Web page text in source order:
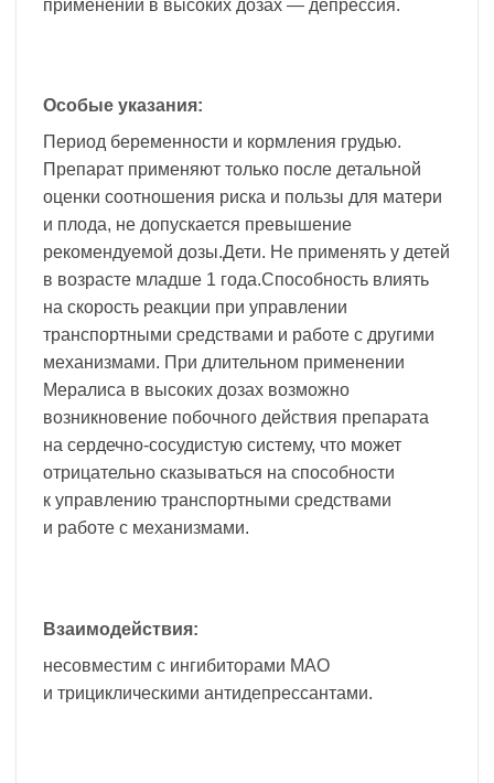
применении в высоких дозах — депрессия.
Особые указания:
Период беременности и кормления грудью.
Препарат применяют только после детальной
оценки соотношения риска и пользы для матери
и плода, не допускается превышение
рекомендуемой дозы.Дети. Не применять у детей
в возрасте младше 1 года.Способность влиять
на скорость реакции при управлении
транспортными средствами и работе с другими
механизмами. При длительном применении
Мералиса в высоких дозах возможно
возникновение побочного действия препарата
на сердечно-сосудистую систему, что может
отрицательно сказываться на способности
к управлению транспортными средствами
и работе с механизмами.
Взаимодействия:
несовместим с ингибиторами МАО
и трициклическими антидепрессантами.